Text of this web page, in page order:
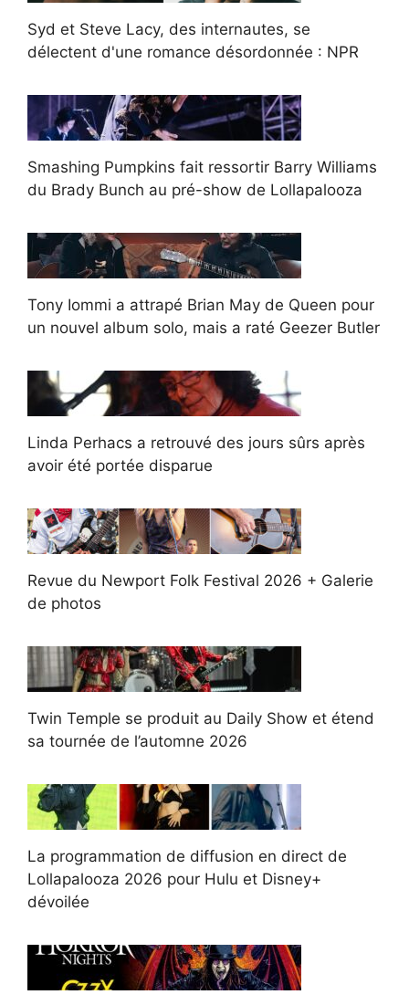
Syd et Steve Lacy, des internautes, se
délectent d'une romance désordonnée : NPR
Smashing Pumpkins fait ressortir Barry Williams
du Brady Bunch au pré-show de Lollapalooza
Tony Iommi a attrapé Brian May de Queen pour
un nouvel album solo, mais a raté Geezer Butler
Linda Perhacs a retrouvé des jours sûrs après
avoir été portée disparue
Revue du Newport Folk Festival 2026 + Galerie
de photos
Twin Temple se produit au Daily Show et étend
sa tournée de l’automne 2026
La programmation de diffusion en direct de
Lollapalooza 2026 pour Hulu et Disney+
dévoilée